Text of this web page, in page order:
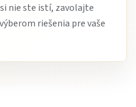
prehľadný úložný
Ideálne riešenie ako
nie ste istí, zavolajte
riešenia pre vaše